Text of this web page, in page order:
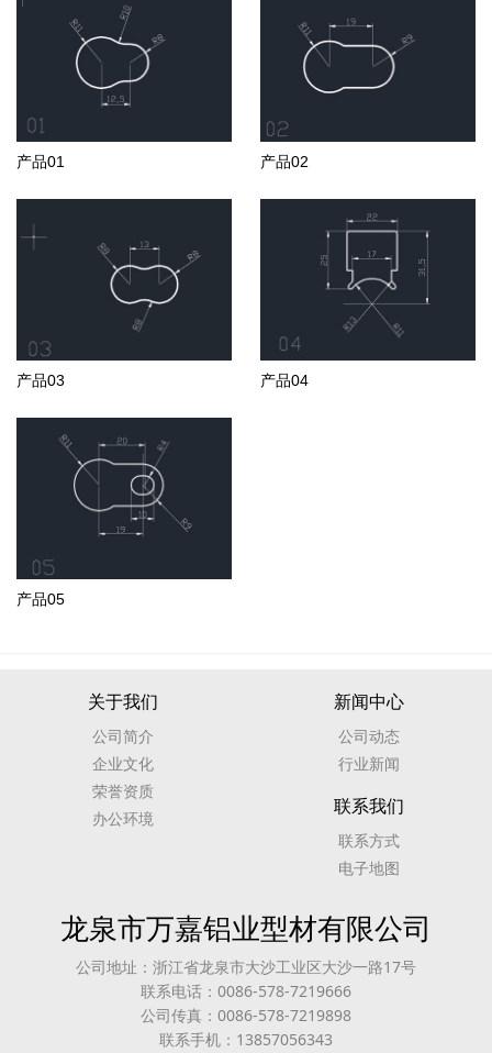
产品01 产品02
产品03 产品04
产品05
关于我们
公司简介
企业文化
荣誉资质
办公环境
新闻中心
公司动态
行业新闻
联系我们
联系方式
电子地图
龙泉市万嘉铝业型材有限公司
公司地址：浙江省龙泉市大沙工业区大沙一路17号
联系电话：0086-578-7219666
公司传真：0086-578-7219898
联系手机：13857056343